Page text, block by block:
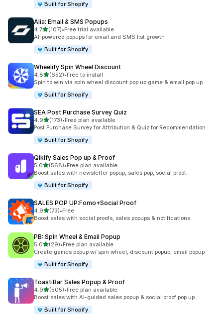
Built for Shopify
Alia: Email & SMS Popups
4.7별 5개 중
(107)
총 리뷰 107개
•Free trial available
AI-powered popups for email and SMS list growth
Built for Shopify
Wheelify Spin Wheel Discount
4.8별 5개 중
(652)
총 리뷰 652개
•Free to install
Spin to win via spin wheel discount pop up game & email pop up
Built for Shopify
SEA Post Purchase Survey Quiz
4.9별 5개 중
(173)
총 리뷰 173개
•Free plan available
Post Purchase Survey for Attribution & Quiz for Recommendation
Built for Shopify
Qikify Sales Pop up & Proof
5.0별 5개 중
(568)
총 리뷰 568개
•Free plan available
Boost sales with newsletter popup, sales pop, social proof.
Built for Shopify
SALES POP UP:Fomo+Social Proof
4.9별 5개 중
(73)
총 리뷰 73개
•Free
Boost sales with social proofs, sales popups & notifications.
PB: Spin Wheel & Email Popup
5.0별 5개 중
(29)
총 리뷰 29개
•Free plan available
Create games popup w/ spin wheel, discount popup, email popup
Built for Shopify
ToastiBar Sales Popup & Proof
4.9별 5개 중
(505)
총 리뷰 505개
•Free plan available
Boost sales with AI-guided sales popup & social proof pop up.
Built for Shopify